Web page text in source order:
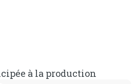
à la production